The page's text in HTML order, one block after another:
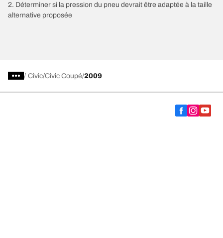
2. Déterminer si la pression du pneu devrait être adaptée à la taille
alternative proposée
/ Civic Civic Coupé 2009